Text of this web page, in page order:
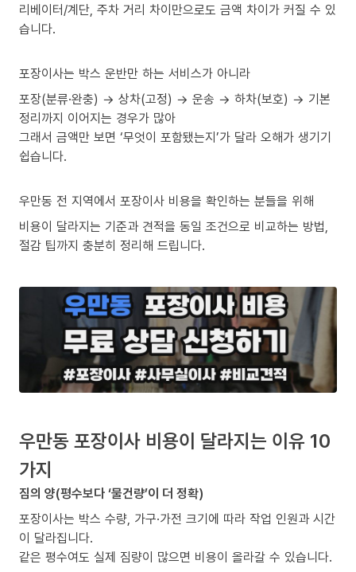
리베이터/계단, 주차 거리 차이만으로도 금액 차이가 커질 수 있
습니다.
포장이사는 박스 운반만 하는 서비스가 아니라
포장(분류·완충) → 상차(고정) → 운송 → 하차(보호) → 기본
정리까지 이어지는 경우가 많아
그래서 금액만 보면 ‘무엇이 포함됐는지’가 달라 오해가 생기기
쉽습니다.
우만동 전 지역에서 포장이사 비용을 확인하는 분들을 위해
비용이 달라지는 기준과 견적을 동일 조건으로 비교하는 방법,
절감 팁까지 충분히 정리해 드립니다.
우만동 포장이사 비용이 달라지는 이유 10
가지
짐의 양(평수보다 ‘물건량’이 더 정확)
포장이사는 박스 수량, 가구·가전 크기에 따라 작업 인원과 시간
이 달라집니다.
같은 평수여도 실제 짐량이 많으면 비용이 올라갈 수 있습니다.